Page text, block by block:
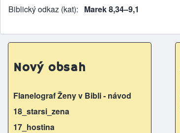
Biblický odkaz (kat) Marek 8,34–9,1
Nový obsah
Flanelograf Ženy v Bibli - návod
18_starsi_zena
17_hostina